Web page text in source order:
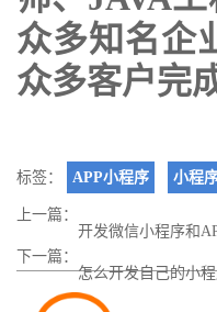
众多知名企
众多客户完
标签： APP小程序 小程
上一篇： 开发微信小程序和
下一篇：怎么开发自己的小